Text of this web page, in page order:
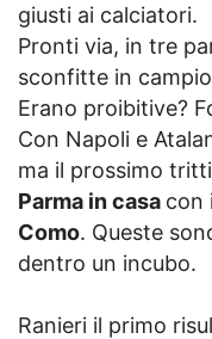
giusti ai calciatori.
Pronti via, in tre
sconfitte in
Erano proibitive?
Con Napoli e
ma il prossimo
Parma in casa con
Como. Queste
dentro un incubo.
Ranieri il primo